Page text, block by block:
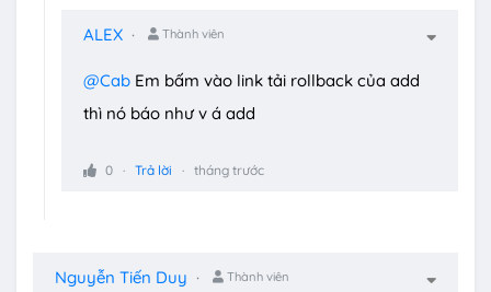
ALEX Thành viên
@Cab Em bấm vào link tải rollback của add
thì nó báo như v á add
0 Trả lời tháng trước
Nguyễn Tiến Duy Thành viên